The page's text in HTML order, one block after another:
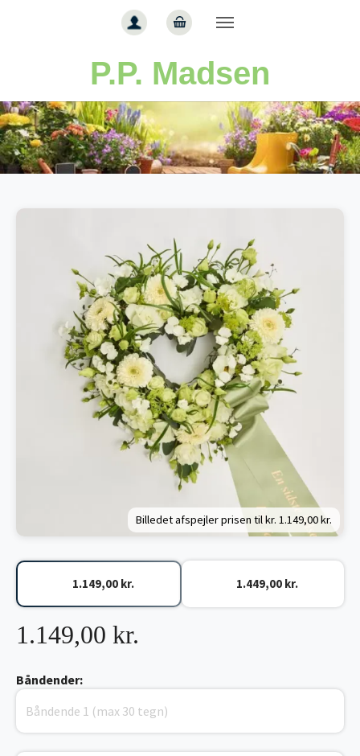
P.P. Madsen
Billedet afspejler prisen til kr. 1.149,00 kr.
1.149,00 kr.
1.149,00 kr. 1.449,00 kr.
Båndender: